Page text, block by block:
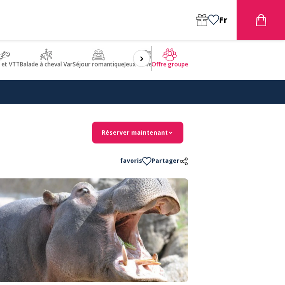
Fr
VTTBalade à cheval VarSéjour romantiqueJeux d'aventuresBien être
Offre groupe
Réserver maintenant
favoris Partager